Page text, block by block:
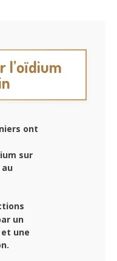
l’oïdium
ont
sur
un
une